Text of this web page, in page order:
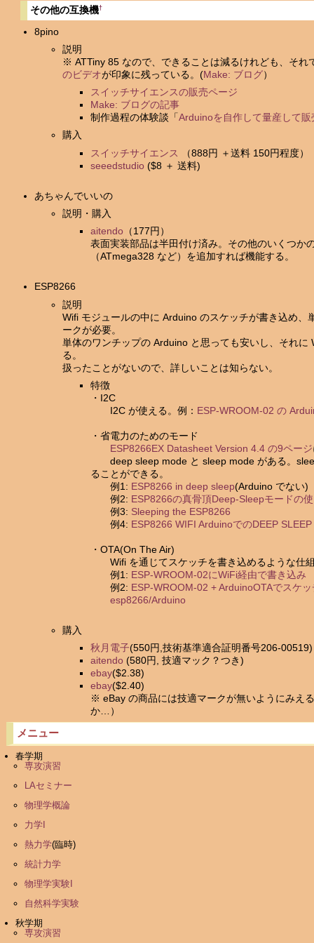
メニュー
春学期
専攻演習
LAセミナー
物理学概論
力学I
熱力学(臨時)
統計力学
物理学実験I
自然科学実験
秋学期
専攻演習
その他の互換機†
8pino
説明
※ ATTiny 85 なので、できることは減るけれども、それ
のビデオが印象に残っている。(Make: ブログ）
スイッチサイエンスの販売ページ
Make: ブログの記事
制作過程の体験談「Arduinoを自作して量産して
購入
スイッチサイエンス
（888円 ＋送料 150円程度）
seeedstudio($8 ＋ 送料)
あちゃんでいいの
説明・購入
aitendo（177円）
表面実装部品は半田付け済み。その他のいくつか
（ATmega328 など）を追加すれば機能する。
ESP8266
説明
Wifi モジュールの中に Arduino のスケッチが書き込め
ークが必要。
単体のワンチップの Arduino と思っても安いし、それ
る。
扱ったことがないので、詳しいことは知らない。
特徴
・I2C
I2C が使える。例： ESP-WROOM-02 の
・省電力のためのモード
ESP8266EX Datasheet Version 4.4 の9ページ
deep sleep mode と sleep mode がある。
ることができる。
例1: ESP8266 in deep sleep(Arduino でない)
例2: ESP8266の真骨頂Deep-Sleepモードの
例3: Sleeping the ESP8266
例4: ESP8266 WIFI ArduinoでのDEEP
・OTA(On The Air)
Wifi を通じてスケッチを書き込めるような仕
例1: ESP-WROOM-02にWiFi経由で書き込み
例2: ESP-WROOM-02 + ArduinoOTAでスケ
esp8266/Arduino
購入
秋月電子(550円,技術基準適合証明番号206-00519)
aitendo(580円, 技適マック？つき)
ebay($2.38)
ebay($2.40)
※ eBay の商品には技適マークが無いようにみえ
か…）